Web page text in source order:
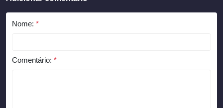
Nome: *
Comentário: *